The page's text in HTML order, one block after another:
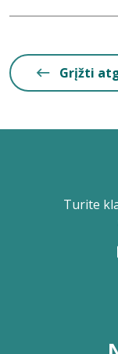
Grįžti
Turite